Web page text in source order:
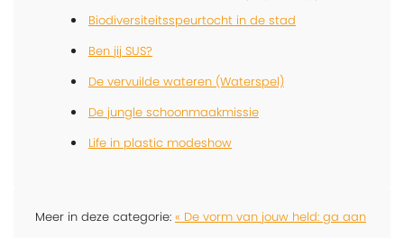
Biodiversiteitsspeurtocht in de stad
Ben jij SUS?
De vervuilde wateren (Waterspel)
De jungle schoonmaakmissie
Life in plastic modeshow
Meer in deze categorie: « De vorm van jouw held: ga aan